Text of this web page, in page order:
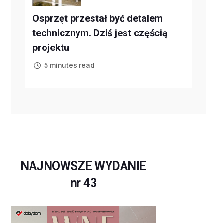
Osprzęt przestał być detalem
technicznym. Dziś jest częścią
projektu
5 minutes read
NAJNOWSZE WYDANIE
nr 43